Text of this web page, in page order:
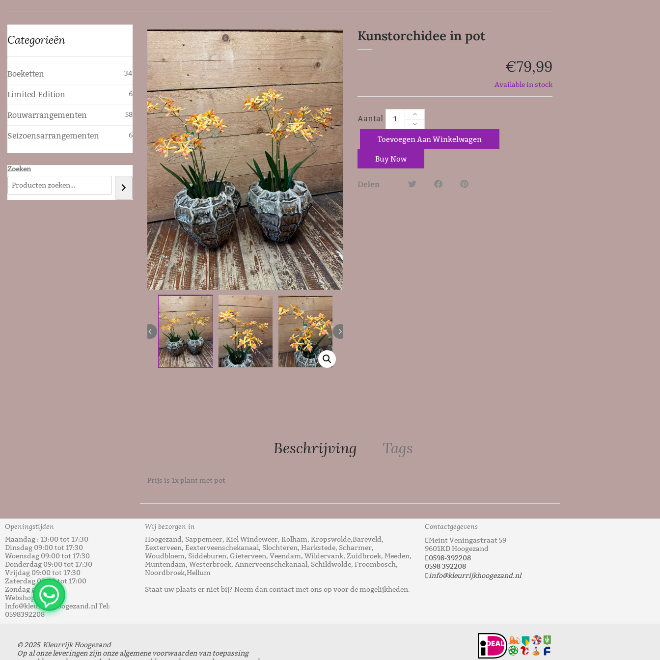
Categorieën
Boeketten 34
Limited Edition 6
Rouwarrangementen 58
Seizoensarrangementen 6
Zoeken
Kunstorchidee in pot
€79,99
Available in stock
Toevoegen Aan Winkelwagen
Buy Now
Delen
Beschrijving Tags
Prijs is 1x plant met pot
Openingstijden
Maandag : 13:00 tot 17:30
Dinsdag 09:00 tot 17:30
Woensdag 09:00 tot 17:30
Donderdag 09:00 tot 17:30
Vrijdag 09:00 tot 17:30
Zaterdag 09:00 tot 17:00
Zondag gesloten
Webshop: 24/7
Info@kleurrijkhoogezand.nl Tel:
0598392208
Wij bezorgen in
Hoogezand, Sappemeer, Kiel Windeweer, Kolham, Kropswolde,Bareveld,
Eexterveen, Eexterveenschekanaal, Slochteren, Harkstede, Scharmer,
Woudbloem, Siddeburen, Gieterveen, Veendam, Wildervank, Zuidbroek, Meeden,
Muntendam, Westerbroek, Annerveenschekanaal, Schildwolde, Froombosch,
Noordbroek,Hellum
Staat uw plaats er niet bij? Neem dan contact met ons op voor de mogelijkheden.
Contactgegevens
Meint Veningastraat 59
9601KD Hoogezand
0598-392208
0598 392208
info@kleurrijkhoogezand.nl
© 2025 Kleurrijk Hoogezand
Op al onze leveringen zijn onze algemene voorwaarden van toepassing